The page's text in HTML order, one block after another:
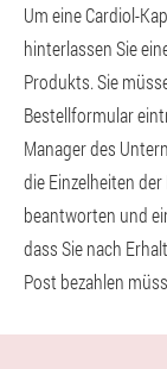
Um eine Cardiol-
hinterlassen Sie
Produkts. Sie
Bestellformular
Manager des
die Einzelheiten
beantworten und
dass Sie nach
Post bezahlen